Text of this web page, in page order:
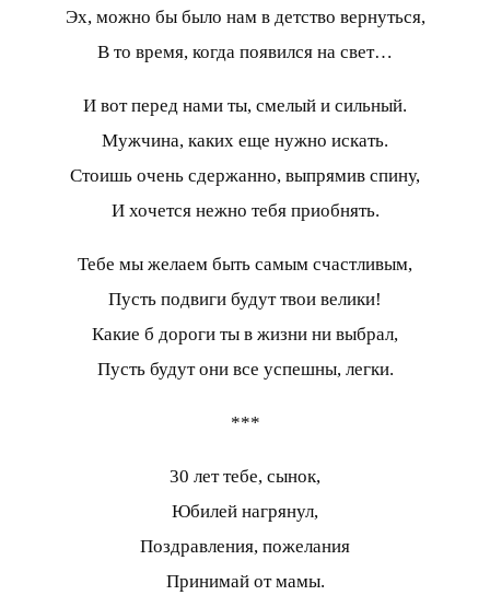
Эх, можно бы было нам в детство вернуться,
В то время, когда появился на свет…
И вот перед нами ты, смелый и сильный.
Мужчина, каких еще нужно искать.
Стоишь очень сдержанно, выпрямив спину,
И хочется нежно тебя приобнять.
Тебе мы желаем быть самым счастливым,
Пусть подвиги будут твои велики!
Какие б дороги ты в жизни ни выбрал,
Пусть будут они все успешны, легки.
***
30 лет тебе, сынок,
Юбилей нагрянул,
Поздравления, пожелания
Принимай от мамы.